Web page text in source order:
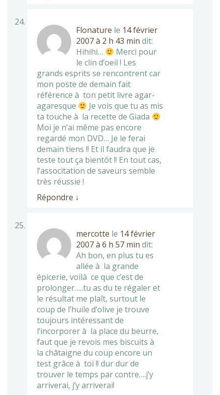
Flonature le 14 février
2007 à 2 h 43 min dit:
Hihihi…
Merci pour
le clin d’oeil ! Les
grands esprits se rencontrent car
mon poste de demain fait
référence à ton petit livre agar-
agaresque
Je vois que tu as mis
ta touche à la recette de Giada
Moi je n’ai même pas encore
regardé mon DVD… Je le ferai
demain tiens !! Et il faudra que je
teste tout ça bientôt !! En tout cas,
l’associtation de saveurs semble
très réussie !
Répondre ↓
mercotte le 14 février
2007 à 6 h 57 min dit:
Ah bon, en plus tu es
allée à la grande
épicerie, voilà ce que c’est de
prolonger…..tu as du te régaler et
le résultat me plaît, surtout le
coup de l’huile d’olive je trouve
toujours intéressant de
l’incorporer à la place du beurre,
faut que je revois mes biscuits à
la châtaigne du coup encore un
test grâce à toi !! dur dur de
trouver le temps par contre….j’y
arriverai, j’y arriverai!